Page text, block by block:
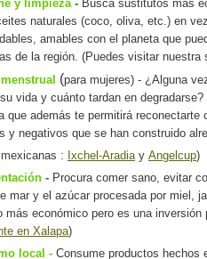
y limpieza- Busca sustitutos más
naturales (coco, oliva, etc.) en
amables con el planeta que
de la región. (Puedes visitar nuestra
(para mujeres) - ¿Alguna
su vida y cuánto tardan en
que además te permitirá
y negativos que se han construido
:
Ixchel-Aradiay Angelcup)
- Procura comer sano, evitar
mar y el azúcar procesada por miel,
más económico pero es una
en Xalapa)
local - Consume productos hechos